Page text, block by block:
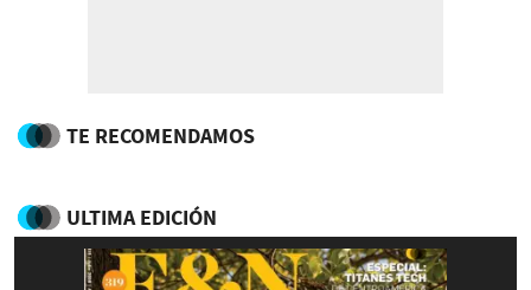
TE RECOMENDAMOS
ULTIMA EDICIÓN